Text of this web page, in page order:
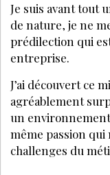
Je suis avant tout
de nature, je ne
prédilection qui
entreprise.
J’ai découvert ce
agréablement
un environnement
même passion qui
challenges du